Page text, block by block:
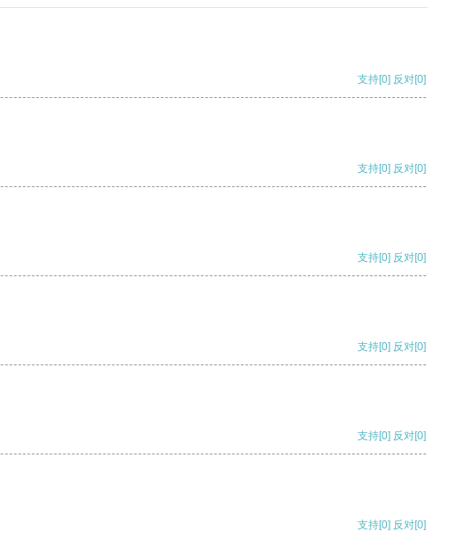
支持[0] 反对[0]
支持[0] 反对[0]
支持[0] 反对[0]
支持[0] 反对[0]
支持[0] 反对[0]
支持[0] 反对[0]